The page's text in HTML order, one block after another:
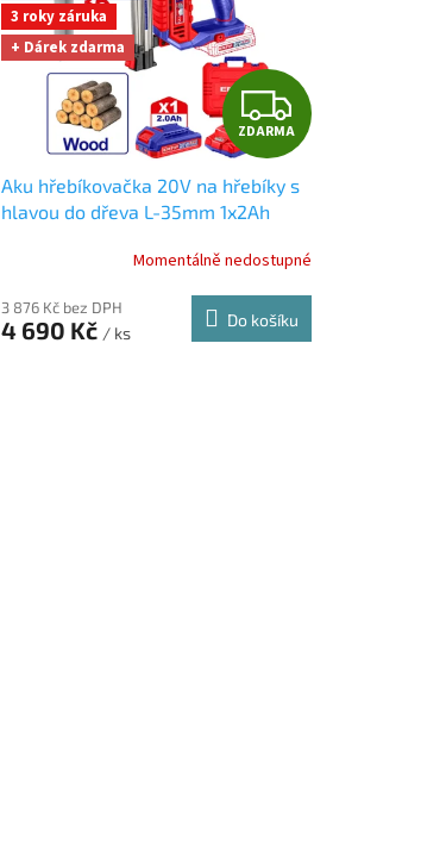
3 roky záruka
+ Dárek zdarma
Z
D
A
R
M
A
ZDARMA
Aku hřebíkovačka 20V na hřebíky s
hlavou do dřeva L-35mm 1x2Ah
Momentálně nedostupné
3 876 Kč bez DPH
4 690 Kč / ks
Do košíku